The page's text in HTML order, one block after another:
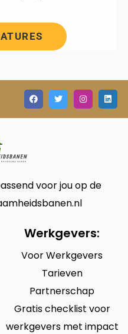
voor jou op de
Werkgevers:
Voor Werkgevers
Tarieven
Partnerschap
Gratis checklist voor
werkgevers met impact